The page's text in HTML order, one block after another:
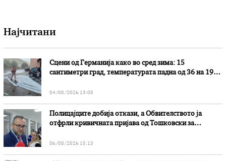
Најчитани
Сцени од Германија како во сред зима: 15
сантиметри град, температурата падна од 36 на 19
04/08/2026 13:08
Полицајците добија откази, а Обвителството ја
отфрли кривичната пријава од Тошковски за
06/08/2026 15:13